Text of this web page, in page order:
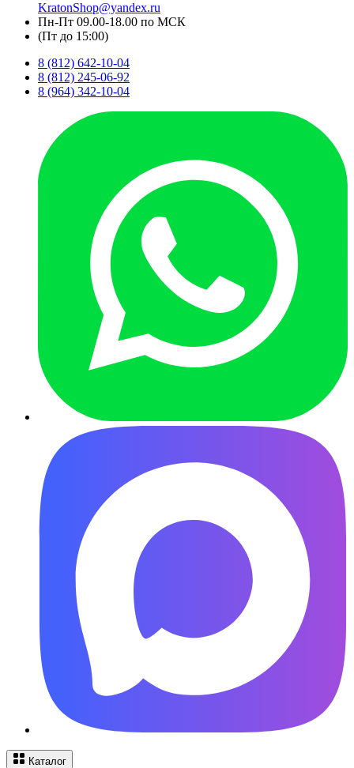
KratonShop@yandex.ru
Пн-Пт 09.00-18.00 по МСК
(Пт до 15:00)
8 (812) 642-10-04
8 (812) 245-06-92
8 (964) 342-10-04
Каталог